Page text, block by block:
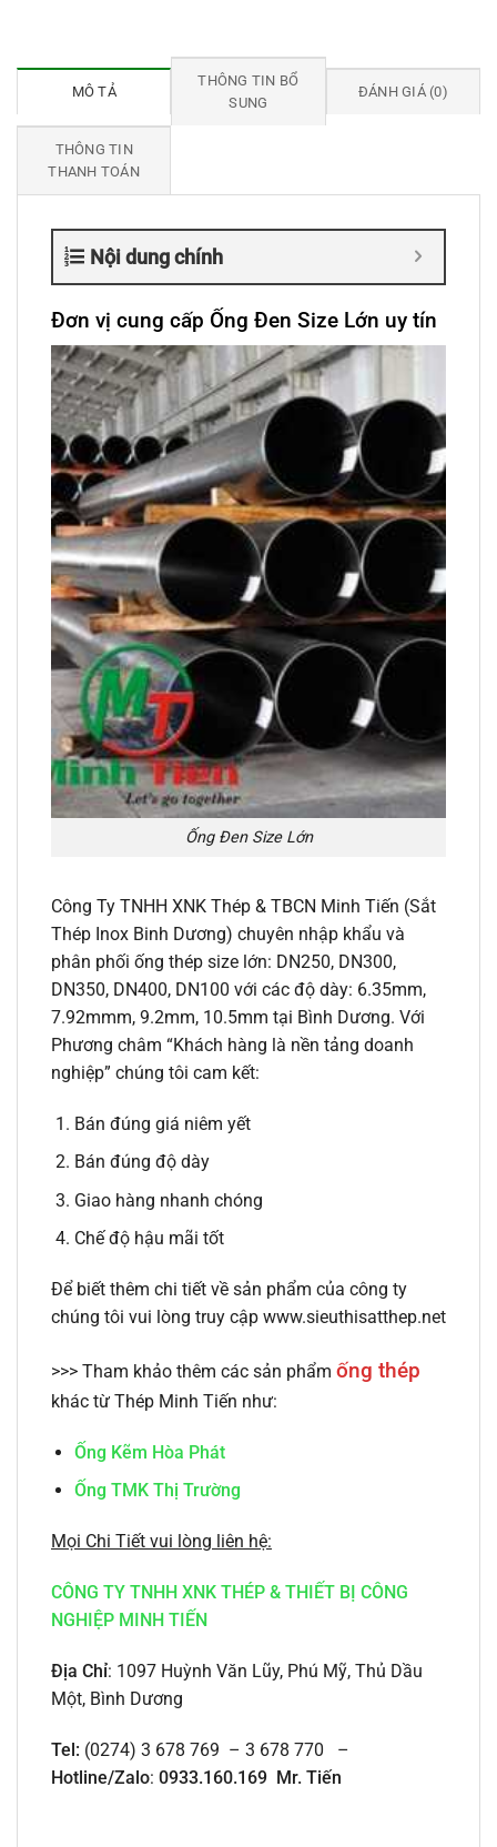
MÔ TẢ
THÔNG TIN BỔ
SUNG
ĐÁNH GIÁ (0)
THÔNG TIN
THANH TOÁN
Nội dung chính
Đơn vị cung cấp Ống Đen Size Lớn uy tín
Ống Đen Size Lớn
Công Ty TNHH XNK Thép & TBCN Minh Tiến (Sắt
Thép Inox Binh Dương) chuyên nhập khẩu và
phân phối ống thép size lớn: DN250, DN300,
DN350, DN400, DN100 với các độ dày: 6.35mm,
7.92mmm, 9.2mm, 10.5mm tại Bình Dương. Với
Phương châm “Khách hàng là nền tảng doanh
nghiệp” chúng tôi cam kết:
Bán đúng giá niêm yết
Bán đúng độ dày
Giao hàng nhanh chóng
Chế độ hậu mãi tốt
Để biết thêm chi tiết về sản phẩm của công ty
chúng tôi vui lòng truy cập www.sieuthisatthep.net
>>> Tham khảo thêm các sản phẩm ống thép
khác từ Thép Minh Tiến như:
Ống Kẽm Hòa Phát
Ống TMK Thị Trường
Mọi Chi Tiết vui lòng liên hệ:
CÔNG TY TNHH XNK THÉP & THIẾT BỊ CÔNG
NGHIỆP MINH TIẾN
Địa Chỉ: 1097 Huỳnh Văn Lũy, Phú Mỹ, Thủ Dầu
Một, Bình Dương
Tel: (0274) 3 678 769 – 3 678 770 –
Hotline/Zalo: 0933.160.169 Mr. Tiến